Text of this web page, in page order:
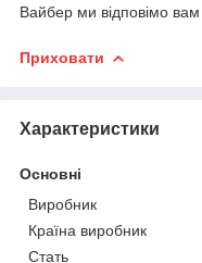
Вайбер ми відповімо вам
Приховати
Характеристики
Основні
Виробник
Країна виробник
Стать